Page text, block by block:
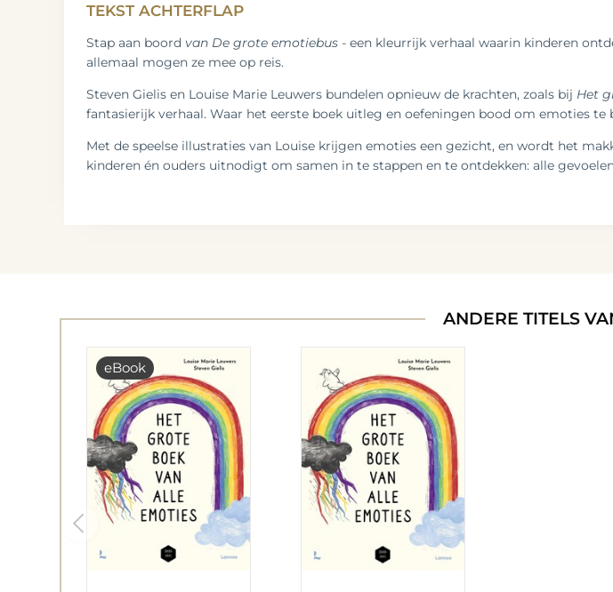
TEKST ACHTERFLAP
Stap aan boord van De grote emotiebus - een kleurrijk verhaal waarin kinderen
allemaal mogen ze mee op reis.
Steven Gielis en Louise Marie Leuwers bundelen opnieuw de krachten, zoals bij Het
fantasierijk verhaal. Waar het eerste boek uitleg en oefeningen bood om emoties te
Met de speelse illustraties van Louise krijgen emoties een gezicht, en wordt het
kinderen én ouders uitnodigt om samen in te stappen en te ontdekken: alle
ANDERE TITELS
eBook